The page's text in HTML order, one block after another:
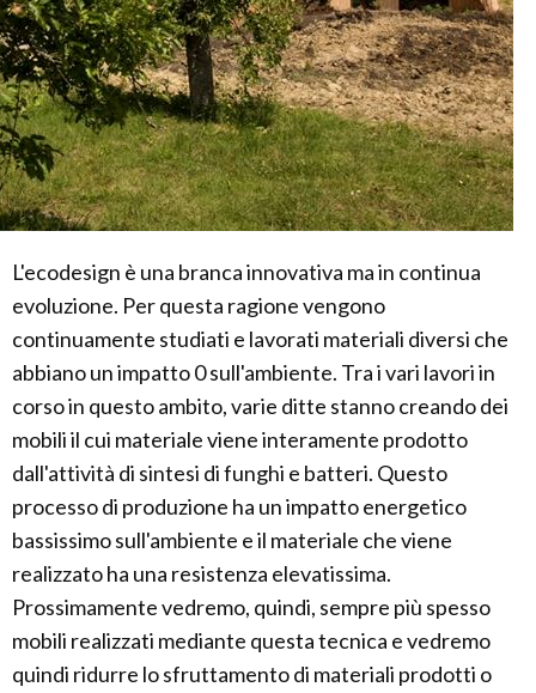
L'ecodesign è una branca innovativa ma in continua
evoluzione. Per questa ragione vengono
continuamente studiati e lavorati materiali diversi che
abbiano un impatto 0 sull'ambiente. Tra i vari lavori in
corso in questo ambito, varie ditte stanno creando dei
mobili il cui materiale viene interamente prodotto
dall'attività di sintesi di funghi e batteri. Questo
processo di produzione ha un impatto energetico
bassissimo sull'ambiente e il materiale che viene
realizzato ha una resistenza elevatissima.
Prossimamente vedremo, quindi, sempre più spesso
mobili realizzati mediante questa tecnica e vedremo
quindi ridurre lo sfruttamento di materiali prodotti o